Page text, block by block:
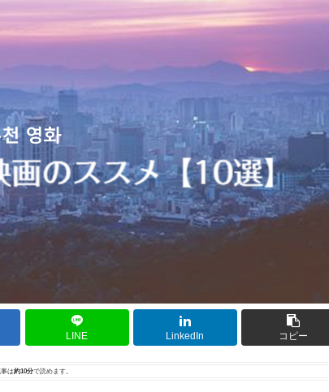
LINE LinkedIn コピー
は約10分で読めます。